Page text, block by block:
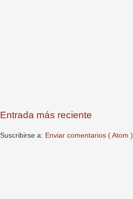
Entrada más reciente
Suscribirse a: Enviar comentarios ( Atom )